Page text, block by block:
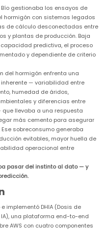
Bío gestionaba los ensayos de
hormigón con sistemas legados
de cálculo desconectadas entre
y plantas de producción. Baja
predictiva, el proceso
y dependiente de criterio
del hormigón enfrenta una
— variabilidad entre
humedad de áridos,
y diferencias entre
llevaba a una respuesta
más cemento para asegurar
sobreconsumo generaba
evitables, mayor huella de
operacional entre
pasar del instinto al dato — y
e implementó DHIA (Dosis de
IA), una plataforma end-to-end
AWS con cuatro componentes